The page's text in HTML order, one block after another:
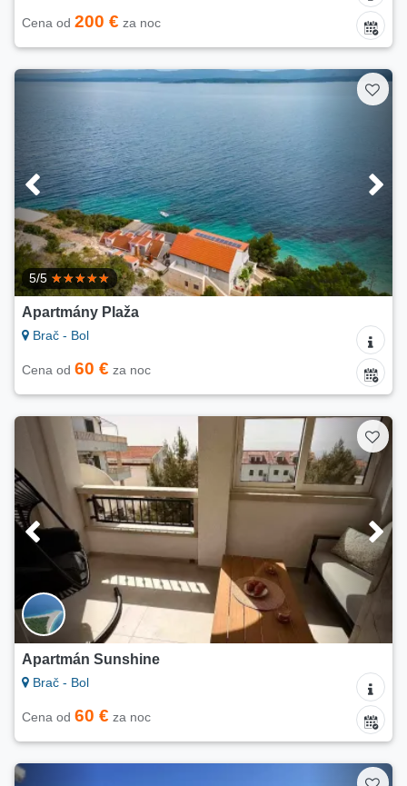
Cena od 200 € za noc
5/5
Apartmány Plaža
Brač - Bol
Cena od 60 € za noc
Apartmán Sunshine
Brač - Bol
Cena od 60 € za noc